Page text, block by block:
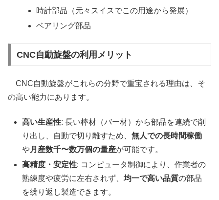
時計部品（元々スイスでこの用途から発展）
ベアリング部品
CNC自動旋盤の利用メリット
CNC自動旋盤がこれらの分野で重宝される理由は、そ
の高い能力にあります。
高い生産性: 長い棒材（バー材）から部品を連続で削
り出し、自動で切り離すため、無人での長時間稼働
や月産数千〜数万個の量産が可能です。
高精度・安定性: コンピュータ制御により、作業者の
熟練度や疲労に左右されず、均一で高い品質の部品
を繰り返し製造できます。